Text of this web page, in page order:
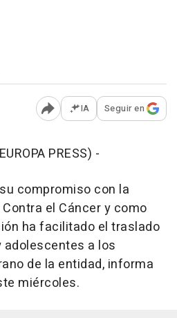
Abrir opciones para
IA Seguir en
PRESS) -
compromiso con la
el Cáncer y como
ha facilitado el traslado
adolescentes a los
de la entidad, informa
miércoles.